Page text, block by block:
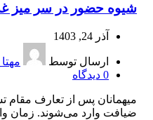
شیوه حضور در سر میز
آذر 24, 1403
ارسال توسط
0 دیدگاه
میهمانان پس از تعارف مقام
ضیافت وارد می‌شوند. زمان